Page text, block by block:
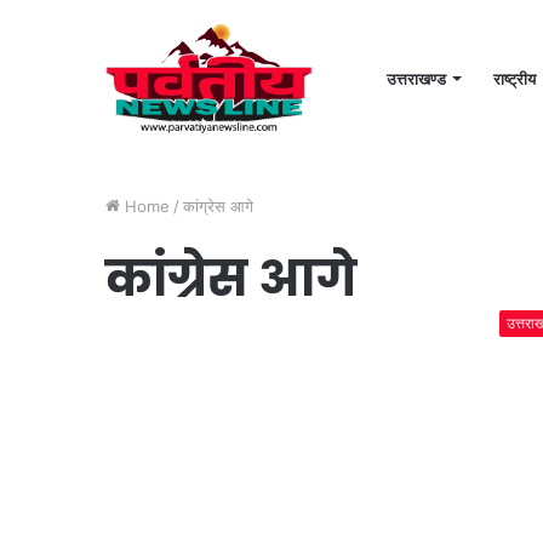
उत्तराखण्ड राष्ट्रीय
Home / कांग्रेस आगे
कांग्रेस आगे